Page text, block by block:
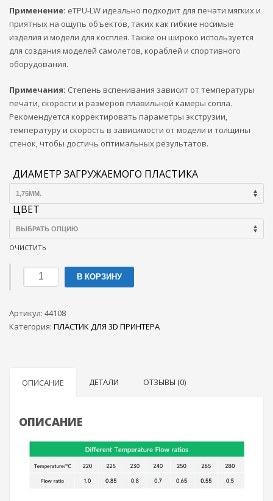
Применение: eTPU-LW идеально подходит для печати мягких и
приятных на ощупь объектов, таких как гибкие носимые
изделия и модели для косплея. Также он широко используется
для создания моделей самолетов, кораблей и спортивного
оборудования.
Примечания: Степень вспенивания зависит от температуры
печати, скорости и размеров плавильной камеры сопла.
Рекомендуется корректировать параметры экструзии,
температуру и скорость в зависимости от модели и толщины
стенок, чтобы достичь оптимальных результатов.
ДИАМЕТР ЗАГРУЖАЕМОГО ПЛАСТИКА
ЦВЕТ
ОЧИСТИТЬ
Количество
товара
LW
пластик
В КОРЗИНУ
Артикул: 44108
Категория: ПЛАСТИК ДЛЯ 3D ПРИНТЕРА
ОПИСАНИЕ ДЕТАЛИ ОТЗЫВЫ (0)
ОПИСАНИЕ